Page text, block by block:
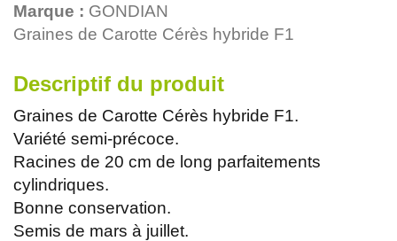
Marque : GONDIAN
Graines de Carotte Cérès hybride F1
Descriptif du produit
Graines de Carotte Cérès hybride F1.
Variété semi-précoce.
Racines de 20 cm de long parfaitements
cylindriques.
Bonne conservation.
Semis de mars à juillet.